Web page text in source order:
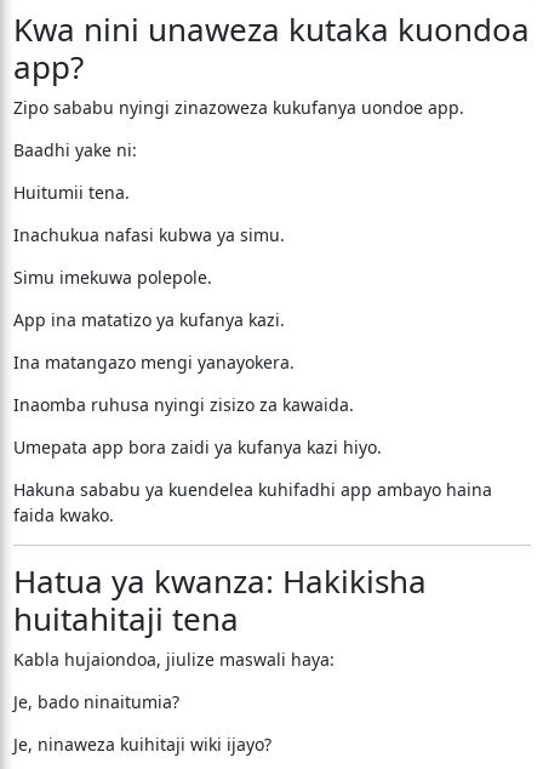
Kwa nini unaweza kutaka kuondoa
app?
Zipo sababu nyingi zinazoweza kukufanya uondoe app.
Baadhi yake ni:
Huitumii tena.
Inachukua nafasi kubwa ya simu.
Simu imekuwa polepole.
App ina matatizo ya kufanya kazi.
Ina matangazo mengi yanayokera.
Inaomba ruhusa nyingi zisizo za kawaida.
Umepata app bora zaidi ya kufanya kazi hiyo.
Hakuna sababu ya kuendelea kuhifadhi app ambayo haina
faida kwako.
Hatua ya kwanza: Hakikisha
huitahitaji tena
Kabla hujaiondoa, jiulize maswali haya:
Je, bado ninaitumia?
Je, ninaweza kuihitaji wiki ijayo?